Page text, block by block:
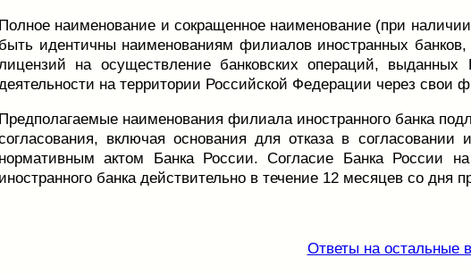
Полное наименование и сокращенное наименование (при
быть идентичны наименованиям филиалов иностранных
на осуществление банковских операций,
деятельности на территории Российской Федерации через свои
Предполагаемые наименования филиала иностранного банка
включая основания для отказа в
нормативным актом Банка России. Согласие Банка России
иностранного банка действительно в течение 12 месяцев со
Ответы на остальные